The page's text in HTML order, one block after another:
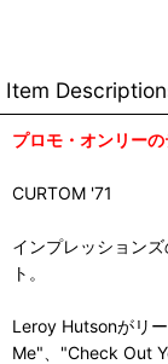
Item
プロモ・オンリーの
CURTOM '71
インプレッション
ト。
Leroy Hutsonがリ
Me"、"Check Out